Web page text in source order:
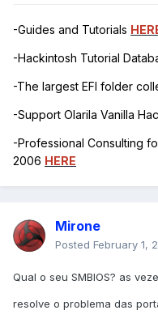
-Guides and Tutorials
-Hackintosh Tutorial
-The largest EFI folder
-Support Olarila Vanilla
-Professional Consulting
2006 HERE
Mirone
Posted February 1,
Qual o seu SMBIOS? as
resolve o problema das